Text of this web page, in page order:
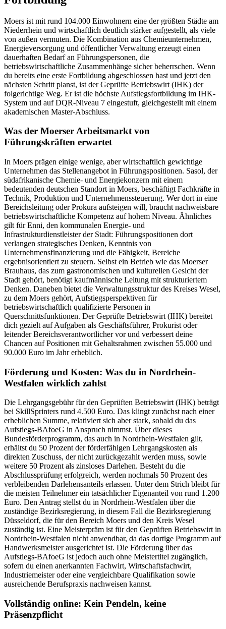
Moers ist mit rund 104.000 Einwohnern eine der größten Städte am
Niederrhein und wirtschaftlich deutlich stärker aufgestellt, als viele
von außen vermuten. Die Kombination aus Chemieunternehmen,
Energieversorgung und öffentlicher Verwaltung erzeugt einen
dauerhaften Bedarf an Führungspersonen, die
betriebswirtschaftliche Zusammenhänge sicher beherrschen. Wenn
du bereits eine erste Fortbildung abgeschlossen hast und jetzt den
nächsten Schritt planst, ist der Geprüfte Betriebswirt (IHK) der
folgerichtige Weg. Er ist die höchste Aufstiegsfortbildung im IHK-
System und auf DQR-Niveau 7 eingestuft, gleichgestellt mit einem
akademischen Master-Abschluss.
Was der Moerser Arbeitsmarkt von
Führungskräften erwartet
In Moers prägen einige wenige, aber wirtschaftlich gewichtige
Unternehmen das Stellenangebot in Führungspositionen. Sasol, der
südafrikanische Chemie- und Energiekonzern mit einem
bedeutenden deutschen Standort in Moers, beschäftigt Fachkräfte in
Technik, Produktion und Unternehmenssteuerung. Wer dort in eine
Bereichsleitung oder Prokura aufsteigen will, braucht nachweisbare
betriebswirtschaftliche Kompetenz auf hohem Niveau. Ähnliches
gilt für Enni, den kommunalen Energie- und
Infrastrukturdienstleister der Stadt: Führungspositionen dort
verlangen strategisches Denken, Kenntnis von
Unternehmensfinanzierung und die Fähigkeit, Bereiche
ergebnisorientiert zu steuern. Selbst ein Betrieb wie das Moerser
Brauhaus, das zum gastronomischen und kulturellen Gesicht der
Stadt gehört, benötigt kaufmännische Leitung mit strukturiertem
Denken. Daneben bietet die Verwaltungsstruktur des Kreises Wesel,
zu dem Moers gehört, Aufstiegsperspektiven für
betriebswirtschaftlich qualifizierte Personen in
Querschnittsfunktionen. Der Geprüfte Betriebswirt (IHK) bereitet
dich gezielt auf Aufgaben als Geschäftsführer, Prokurist oder
leitender Bereichsverantwortlicher vor und verbessert deine
Chancen auf Positionen mit Gehaltsrahmen zwischen 55.000 und
90.000 Euro im Jahr erheblich.
Förderung und Kosten: Was du in Nordrhein-
Westfalen wirklich zahlst
Die Lehrgangsgebühr für den Geprüften Betriebswirt (IHK) beträgt
bei SkillSprinters rund 4.500 Euro. Das klingt zunächst nach einer
erheblichen Summe, relativiert sich aber stark, sobald du das
Aufstiegs-BAfoeG in Anspruch nimmst. Über dieses
Bundesförderprogramm, das auch in Nordrhein-Westfalen gilt,
erhältst du 50 Prozent der förderfähigen Lehrgangskosten als
direkten Zuschuss, der nicht zurückgezahlt werden muss, sowie
weitere 50 Prozent als zinsloses Darlehen. Besteht du die
Abschlussprüfung erfolgreich, werden nochmals 50 Prozent des
verbleibenden Darlehensanteils erlassen. Unter dem Strich bleibt für
die meisten Teilnehmer ein tatsächlicher Eigenanteil von rund 1.200
Euro. Den Antrag stellst du in Nordrhein-Westfalen über die
zuständige Bezirksregierung, in diesem Fall die Bezirksregierung
Düsseldorf, die für den Bereich Moers und den Kreis Wesel
zuständig ist. Eine Meisterpräm ist für den Geprüften Betriebswirt in
Nordrhein-Westfalen nicht anwendbar, da das dortige Programm auf
Handwerksmeister ausgerichtet ist. Die Förderung über das
Aufstiegs-BAfoeG ist jedoch auch ohne Meistertitel zugänglich,
sofern du einen anerkannten Fachwirt, Wirtschaftsfachwirt,
Industriemeister oder eine vergleichbare Qualifikation sowie
ausreichende Berufspraxis nachweisen kannst.
Vollständig online: Kein Pendeln, keine
Präsenzpflicht